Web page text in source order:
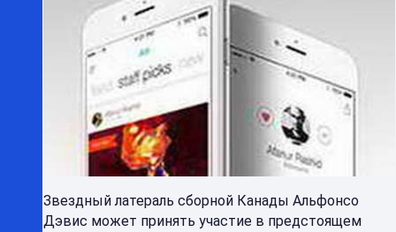
Звездный латераль сборной Канады Альфонсо
Дэвис может принять участие в предстоящем